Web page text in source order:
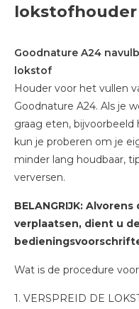
Goodnature A24
lokstof
Houder voor het vullen
Goodnature A24. Als je
graag eten,
kun je proberen om je
minder lang houdbaar,
verversen.
BELANGRIJK:
verplaatsen, dient u
Wat is de procedure
1. VERSPREID DE